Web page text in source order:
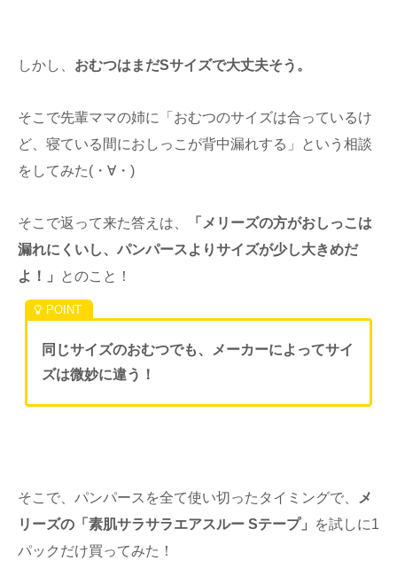
しかし、 おむつはまだSサイズで大丈夫そう。
そこで先輩ママの姉に「おむつのサイズは合っているけ
ど、寝ている間におしっこが背中漏れする」という相談
をしてみた(・∀・)
そこで返って来た答えは、
「メリーズの方がおしっこは
漏れにくいし、パンパースよりサイズが少し大きめだ
よ！」
とのこと！
同じサイズのおむつでも、メーカーによってサイ
ズは微妙に違う！
そこで、パンパースを全て使い切ったタイミングで、
メ
リーズの「素肌サラサラエアスルー Sテープ」
を試しに1
パックだけ買ってみた！